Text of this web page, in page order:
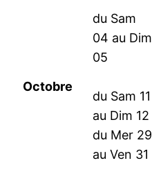
Octobre
du Sam
04 au Dim
05
du Sam 11
au Dim 12
du Mer 29
au Ven 31